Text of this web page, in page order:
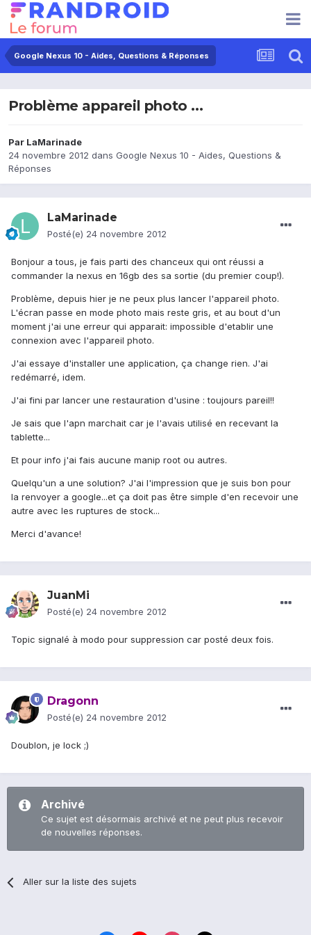
Google Nexus 10 - Aides, Questions & Réponses
Problème appareil photo ...
Par LaMarinade
24 novembre 2012 dans Google Nexus 10 - Aides, Questions &
Réponses
LaMarinade
Posté(e) 24 novembre 2012
Bonjour a tous, je fais parti des chanceux qui ont réussi a
commander la nexus en 16gb des sa sortie (du premier coup!).
Problème, depuis hier je ne peux plus lancer l'appareil photo.
L'écran passe en mode photo mais reste gris, et au bout d'un
moment j'ai une erreur qui apparait: impossible d'etablir une
connexion avec l'appareil photo.
J'ai essaye d'installer une application, ça change rien. J'ai
redémarré, idem.
J'ai fini par lancer une restauration d'usine : toujours pareil!!
Je sais que l'apn marchait car je l'avais utilisé en recevant la
tablette...
Et pour info j'ai fais aucune manip root ou autres.
Quelqu'un a une solution? J'ai l'impression que je suis bon pour
la renvoyer a google...et ça doit pas être simple d'en recevoir une
autre avec les ruptures de stock...
Merci d'avance!
JuanMi
Posté(e) 24 novembre 2012
Topic signalé à modo pour suppression car posté deux fois.
Dragonn
Posté(e) 24 novembre 2012
Doublon, je lock ;)
Archivé
Ce sujet est désormais archivé et ne peut plus recevoir
de nouvelles réponses.
Aller sur la liste des sujets